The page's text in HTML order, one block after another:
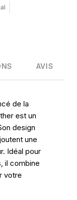
AVIS
de la
est un
design
une
Idéal pour
il combine
votre